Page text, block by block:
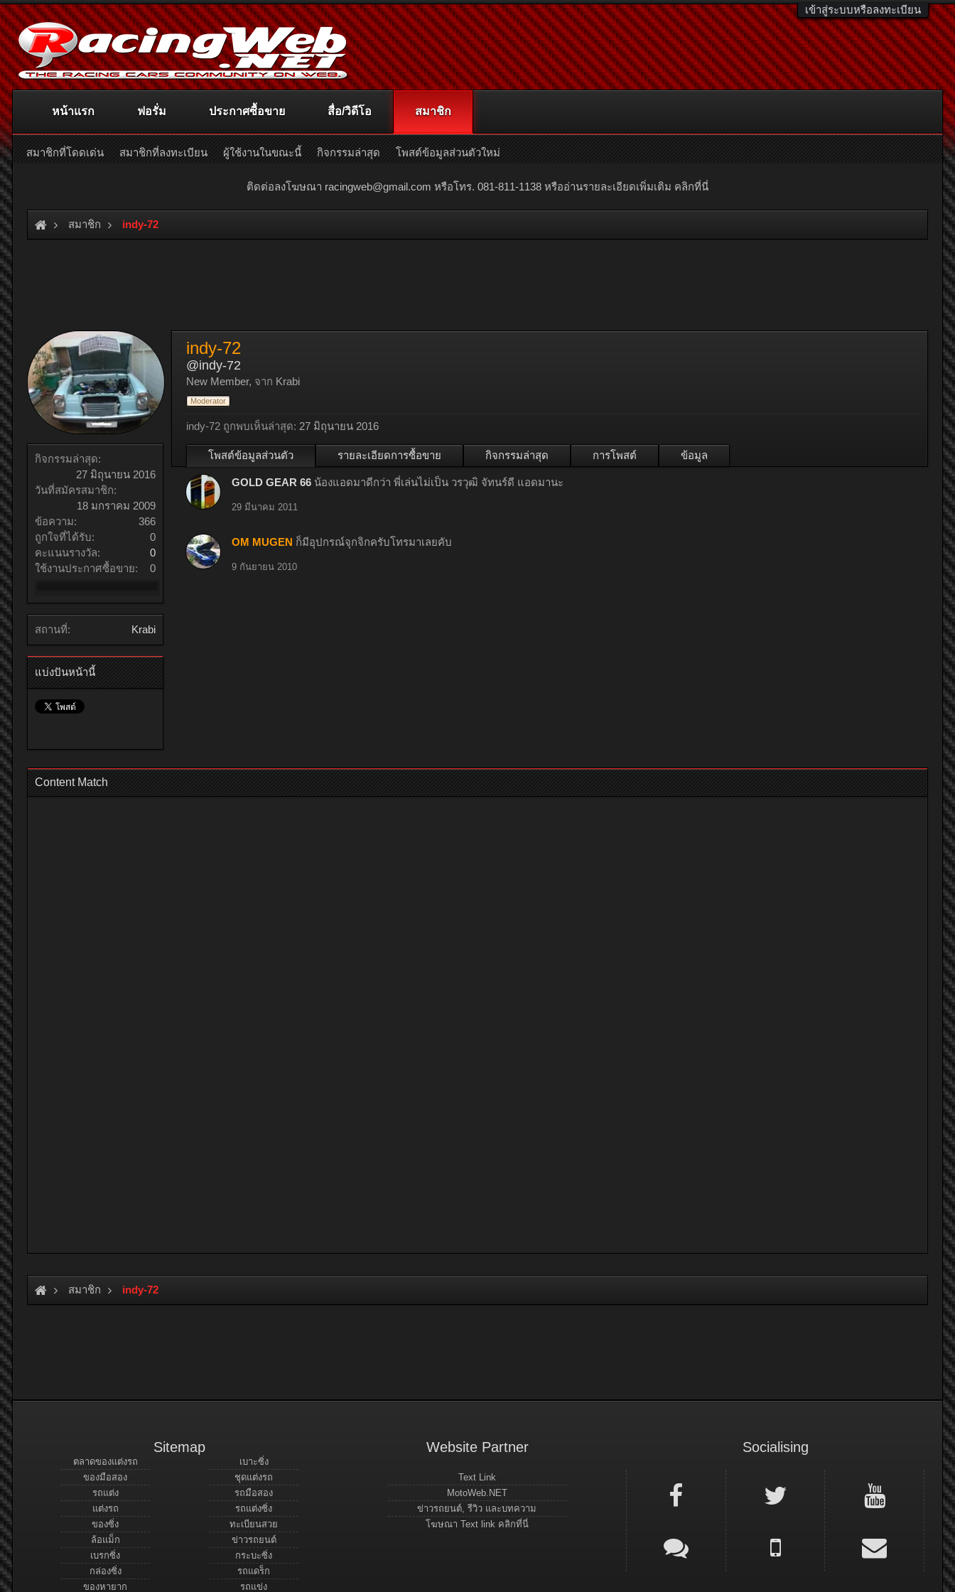
เข้าสู่ระบบหรือลงทะเบียน
ติดต่อลงโฆษณา racingweb@gmail.com หรือโทร. 081-811-1138 หรืออ่านรายละเอียดเพิ่มเติม คลิกที่นี่
สมาชิก indy-72
กิจกรรมล่าสุด:
27 มิถุนายน 2016
วันที่สมัครสมาชิก:
18 มกราคม 2009
ข้อความ:
366
ถูกใจที่ได้รับ:
0
คะแนนรางวัล:
0
ใช้งานประกาศซื้อขาย:
0
สถานที่: Krabi
แบ่งปันหน้านี้
indy-72
@indy-72
New Member, จาก Krabi
Moderator
indy-72 ถูกพบเห็นล่าสุด: 27 มิถุนายน 2016
โพสต์ข้อมูลส่วนตัว รายละเอียดการซื้อขาย กิจกรรมล่าสุด การโพสต์ ข้อมูล
GOLD GEAR 66 น้องแอดมาดีกว่า พี่เล่นไม่เป็น วรวุฒิ จัทนร์ดี แอดมานะ
29 มีนาคม 2011
OM MUGEN ก็มีอุปกรณ์จุกจิกครับโทรมาเลยคับ
9 กันยายน 2010
Content Match
สมาชิก indy-72
หน้าแรก ฟอรั่ม ประกาศซื้อขาย สื่อ/วิดีโอ สมาชิก
สมาชิกที่โดดเด่น สมาชิกที่ลงทะเบียน ผู้ใช้งานในขณะนี้ กิจกรรมล่าสุด โพสต์ข้อมูลส่วนตัวใหม่
Sitemap
ตลาดของแต่งรถ
ของมือสอง
รถแต่ง
แต่งรถ
ของซิ่ง
ล้อแม็ก
เบรกซิ่ง
กล่องซิ่ง
ของหายาก
เบาะซิ่ง
ชุดแต่งรถ
รถมือสอง
รถแต่งซิ่ง
ทะเบียนสวย
ข่าวรถยนต์
กระบะซิ่ง
รถแดร็ก
รถแข่ง
Website Partner
Text Link
MotoWeb.NET
ข่าวรถยนต์, รีวิว และบทความ
โฆษณา Text link คลิกที่นี่
Socialising